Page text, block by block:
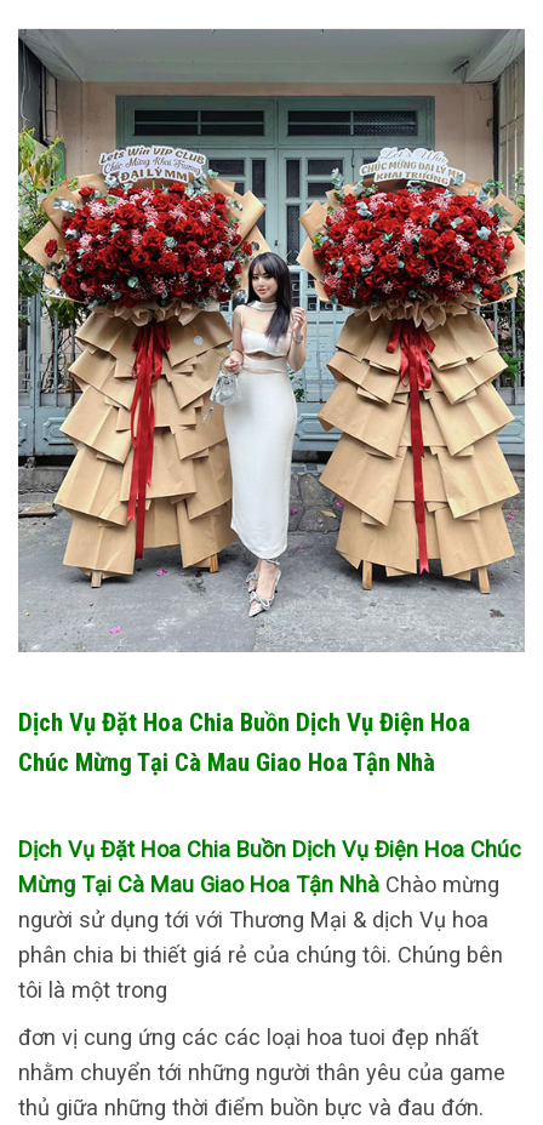
Dịch Vụ Đặt Hoa Chia Buồn Dịch Vụ Điện Hoa
Chúc Mừng Tại Cà Mau Giao Hoa Tận Nhà
Dịch Vụ Đặt Hoa Chia Buồn Dịch Vụ Điện Hoa Chúc
Mừng Tại Cà Mau Giao Hoa Tận Nhà Chào mừng
người sử dụng tới với Thương Mại & dịch Vụ hoa
phân chia bi thiết giá rẻ của chúng tôi. Chúng bên
tôi là một trong
đơn vị cung ứng các các loại hoa tuoi đẹp nhất
nhằm chuyển tới những người thân yêu của game
thủ giữa những thời điểm buồn bực và đau đớn.